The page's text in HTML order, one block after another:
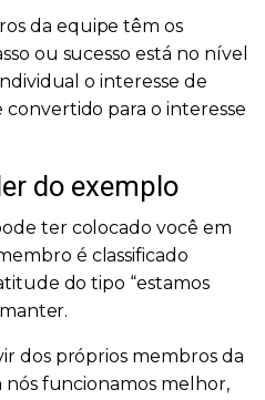
da equipe têm os
ou sucesso está no nível
o interesse de
para o interesse
do exemplo
ter colocado você em
é classificado
do tipo “estamos
dos próprios membros da
nós funcionamos melhor,